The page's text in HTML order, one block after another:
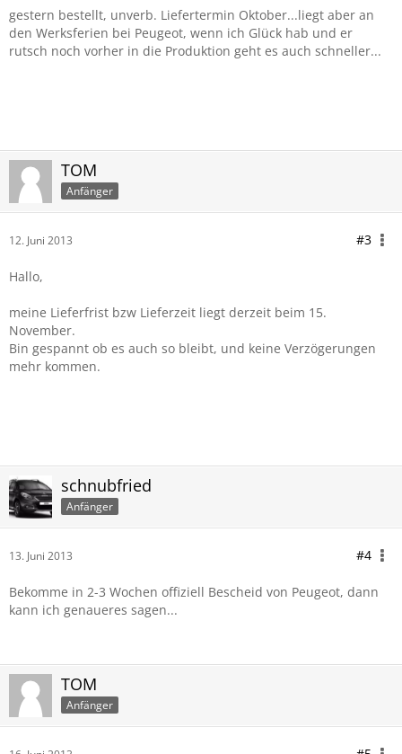
gestern bestellt, unverb. Liefertermin Oktober...liegt aber an
den Werksferien bei Peugeot, wenn ich Glück hab und er
rutsch noch vorher in die Produktion geht es auch schneller...
TOM
Anfänger
12. Juni 2013 #3
Hallo,
meine Lieferfrist bzw Lieferzeit liegt derzeit beim 15.
November.
Bin gespannt ob es auch so bleibt, und keine Verzögerungen
mehr kommen.
schnubfried
Anfänger
13. Juni 2013 #4
Bekomme in 2-3 Wochen offiziell Bescheid von Peugeot, dann
kann ich genaueres sagen...
TOM
Anfänger